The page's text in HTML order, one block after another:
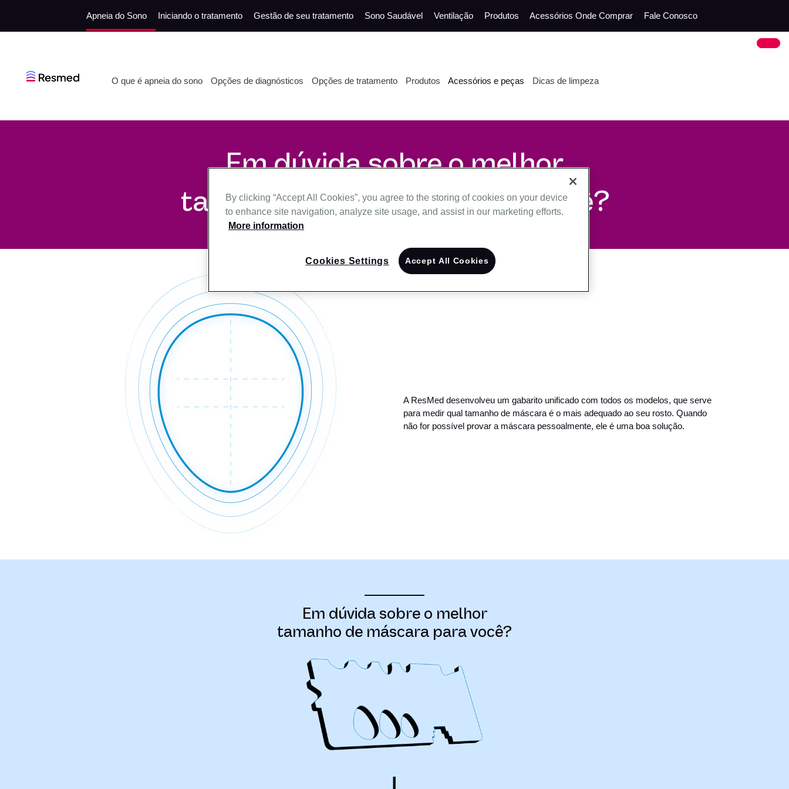
Apneia do Sono Iniciando o tratamento Gestão de seu tratamento Sono Saudável Ventilação Produtos Acessórios Onde Comprar Fale Conosco
O que é apneia do sono Opções de diagnósticos Opções de tratamento Produtos Acessórios e peças Dicas de limpeza
Em dúvida sobre o melhor
tamanho de máscara para você?
A ResMed desenvolveu um gabarito unificado com todos os modelos, que serve
para medir qual tamanho de máscara é o mais adequado ao seu rosto. Quando
não for possível provar a máscara pessoalmente, ele é uma boa solução.
Em dúvida sobre o melhor
tamanho de máscara para você?
By clicking “Accept All Cookies”, you agree to the storing of cookies on your device
to enhance site navigation, analyze site usage, and assist in our marketing efforts.
More information
Cookies Settings Accept All Cookies